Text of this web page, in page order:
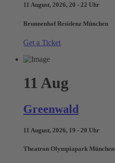
11 August, 2026, 20 - 22 Uhr
Brunnenhof Residenz München
Get a Ticket
11 Aug
Greenwald
11 August, 2026, 19 - 20 Uhr
Theatron Olympiapark München